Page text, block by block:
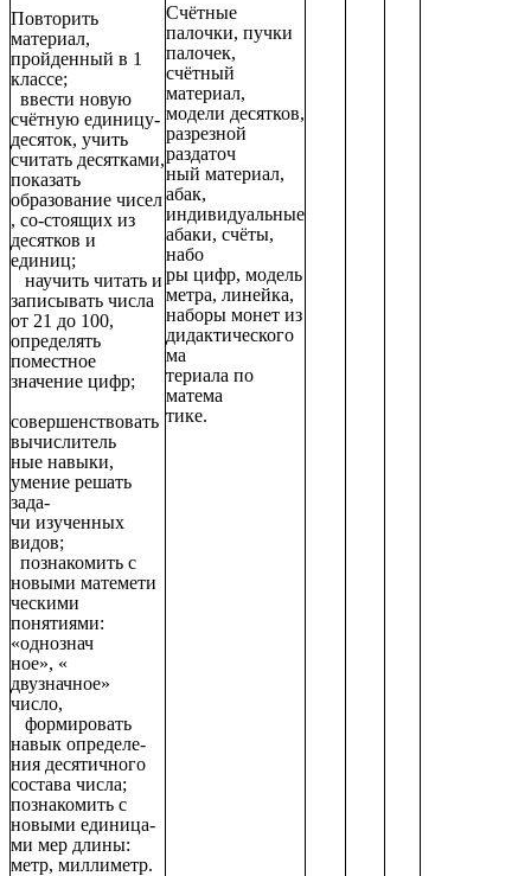
Повторить
материал,
пройденный в 1
классе;
ввести новую
счётную единицу-
десяток, учить
считать десятками,
показать
образование чисел
, со-стоящих из
десятков и
единиц;
научить читать и
записывать числа
от 21 до 100,
определять
поместное
значение цифр;
совершенствовать
вычислитель
ные навыки,
умение решать
зада-
чи изученных
видов;
познакомить с
новыми матемети
ческими
понятиями:
«однознач
ное», «
двузначное»
число,
формировать
навык определе-
ния десятичного
состава числа;
познакомить с
новыми единица-
ми мер длины:
метр, миллиметр.
Счётные
палочки, пучки
палочек,
счётный
материал,
модели десятков,
разрезной
раздаточ
ный материал,
абак,
индивидуальные
абаки, счёты,
набо
ры цифр, модель
метра, линейка,
наборы монет из
дидактического
ма
териала по
матема
тике.